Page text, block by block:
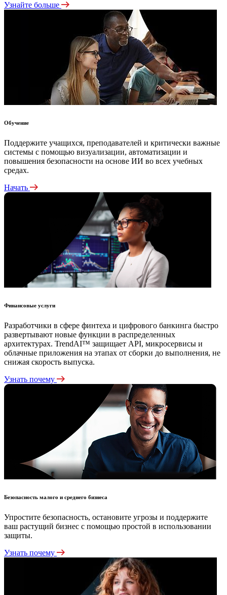
Узнайте больше
Обучение
Поддержите учащихся, преподавателей и критически важные
системы с помощью визуализации, автоматизации и
повышения безопасности на основе ИИ во всех учебных
средах.
Начать
Финансовые услуги
Разработчики в сфере финтеха и цифрового банкинга быстро
развертывают новые функции в распределенных
архитектурах. TrendAI™ защищает API, микросервисы и
облачные приложения на этапах от сборки до выполнения, не
снижая скорость выпуска.
Узнать почему
Безопасность малого и среднего бизнеса
Упростите безопасность, остановите угрозы и поддержите
ваш растущий бизнес с помощью простой в использовании
защиты.
Узнать почему